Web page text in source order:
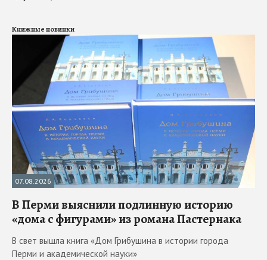
Книжные новинки
07.08.2026
В Перми выяснили подлинную историю
«дома с фигурами» из романа Пастернака
В свет вышла книга «Дом Грибушина в истории города
Перми и академической науки»